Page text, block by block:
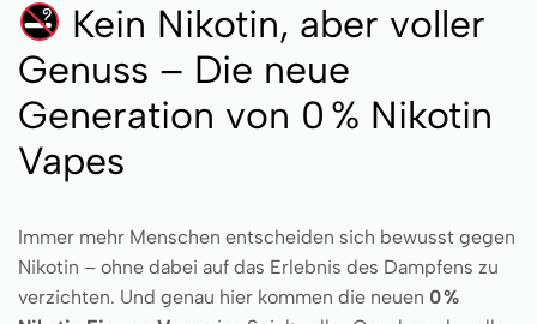
Kein Nikotin, aber voller
Genuss – Die neue
Generation von 0 % Nikotin
Vapes
Immer mehr Menschen entscheiden sich bewusst gegen
Nikotin – ohne dabei auf das Erlebnis des Dampfens zu
verzichten. Und genau hier kommen die neuen 0 %